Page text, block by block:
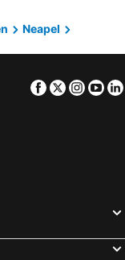
Centro Angioino
Naples By Ihg
Porta
Neapel
Facebook
Twitter